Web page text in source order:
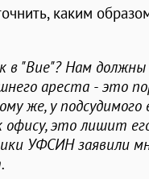
каким
в "Вие"? Нам
ареста - это
же, у
это лишит
УФСИН заявили